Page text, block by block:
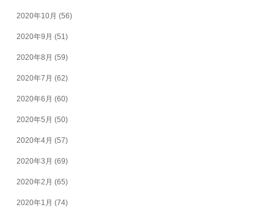
2020年10月 (56)
2020年9月 (51)
2020年8月 (59)
2020年7月 (62)
2020年6月 (60)
2020年5月 (50)
2020年4月 (57)
2020年3月 (69)
2020年2月 (65)
2020年1月 (74)